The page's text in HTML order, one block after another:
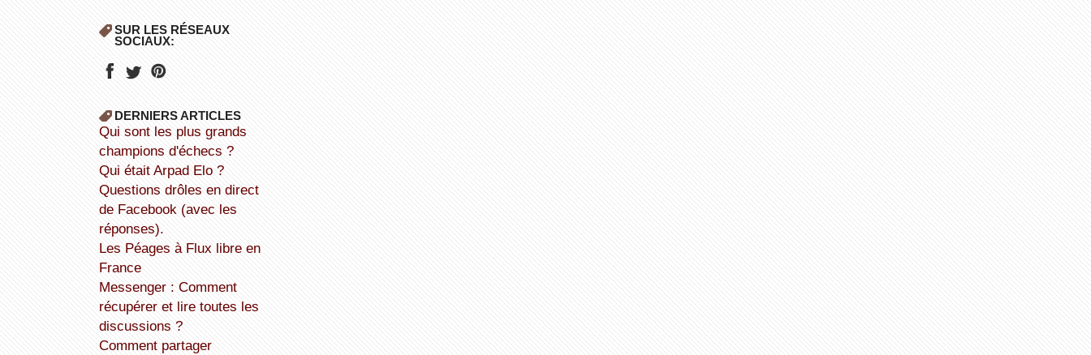
SUR LES RÉSEAUX
SOCIAUX:
DERNIERS ARTICLES
Qui sont les plus grands
champions d'échecs ?
Qui était Arpad Elo ?
Questions drôles en direct
de Facebook (avec les
réponses).
Les Péages à Flux libre en
France
Messenger : Comment
récupérer et lire toutes les
discussions ?
Comment partager